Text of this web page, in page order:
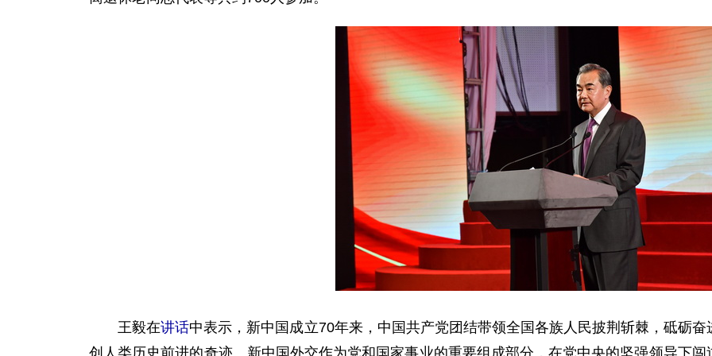
王毅在讲话中表示，新中国成立70年来，中国共产党团结带领全国各族人民披荆斩棘，砥砺
创人类历史前进的奇迹。新中国外交作为党和国家事业的重要组成部分，在党中央的坚强领导下